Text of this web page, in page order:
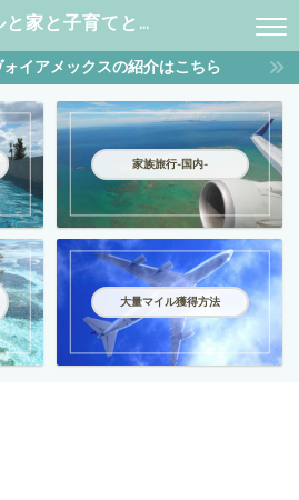
と家と子育てと…
イアメックスの紹介はこちら
家族旅行-国内-
大量マイル獲得方法